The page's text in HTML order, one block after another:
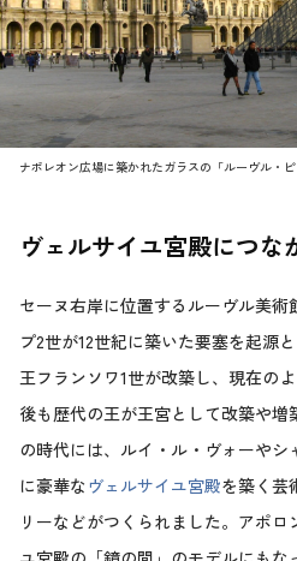
ナポレオン広場に築かれたガラスの「ルーヴル・ピ
ヴェルサイユ宮殿につな
セーヌ右岸に位置するルーヴル美術
プ2世が12世紀に築いた要塞を起源
王フランソワ1世が改築し、現在の
後も歴代の王が王宮として改築や増
の時代には、ルイ・ル・ヴォーや
に豪華な ヴェルサイユ宮殿を築く芸
リーなどがつくられました。アポ